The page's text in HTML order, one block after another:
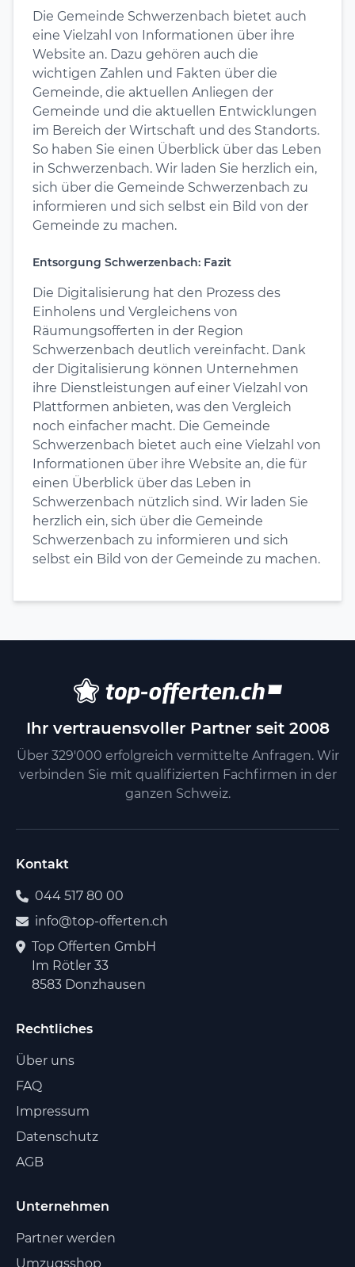
Die Gemeinde Schwerzenbach bietet auch
eine Vielzahl von Informationen über ihre
Website an. Dazu gehören auch die
wichtigen Zahlen und Fakten über die
Gemeinde, die aktuellen Anliegen der
Gemeinde und die aktuellen Entwicklungen
im Bereich der Wirtschaft und des Standorts.
So haben Sie einen Überblick über das Leben
in Schwerzenbach. Wir laden Sie herzlich ein,
sich über die Gemeinde Schwerzenbach zu
informieren und sich selbst ein Bild von der
Gemeinde zu machen.
Entsorgung Schwerzenbach: Fazit
Die Digitalisierung hat den Prozess des
Einholens und Vergleichens von
Räumungsofferten in der Region
Schwerzenbach deutlich vereinfacht. Dank
der Digitalisierung können Unternehmen
ihre Dienstleistungen auf einer Vielzahl von
Plattformen anbieten, was den Vergleich
noch einfacher macht. Die Gemeinde
Schwerzenbach bietet auch eine Vielzahl von
Informationen über ihre Website an, die für
einen Überblick über das Leben in
Schwerzenbach nützlich sind. Wir laden Sie
herzlich ein, sich über die Gemeinde
Schwerzenbach zu informieren und sich
selbst ein Bild von der Gemeinde zu machen.
Ihr vertrauensvoller Partner seit 2008
Über 329'000 erfolgreich vermittelte Anfragen. Wir
verbinden Sie mit qualifizierten Fachfirmen in der
ganzen Schweiz.
Kontakt
044 517 80 00
info@top-offerten.ch
Top Offerten GmbH
Im Rötler 33
8583 Donzhausen
Rechtliches
Über uns
FAQ
Impressum
Datenschutz
AGB
Unternehmen
Partner werden
Umzugsshop